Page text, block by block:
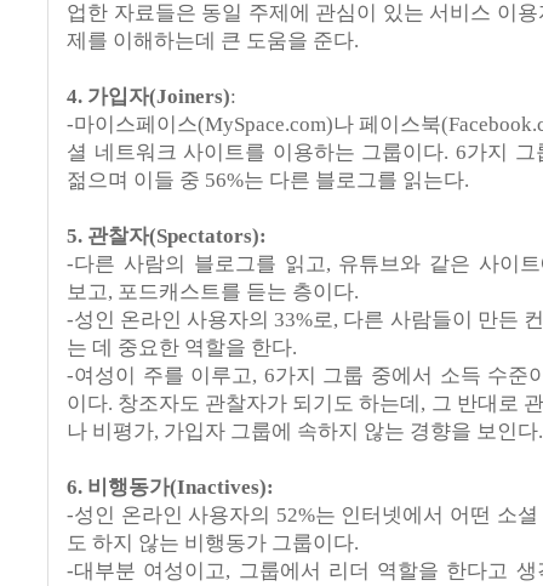
업한 자료들은 동일 주제에 관심이 있는 서비스 이
제를 이해하는데 큰 도움을 준다.
4. 가입자(Joiners):
-마이스페이스(MySpace.com)나 페이스북
셜 네트워크 사이트를 이용하는 그룹이다. 6가지 그
젊으며 이들 중 56%는 다른 블로그를 읽는다.
5. 관찰자(Spectators):
-다른 사람의 블로그를 읽고, 유튜브와 같은 사이
보고, 포드캐스트를 듣는 층이다.
-성인 온라인 사용자의 33%로, 다른 사람들이 만든
는 데 중요한 역할을 한다.
-여성이 주를 이루고, 6가지 그룹 중에서 소득 수준
이다. 창조자도 관찰자가 되기도 하는데 , 그 반대로
나 비평가, 가입자 그룹에 속하지 않는 경향을 보인다.
6. 비행동가(Inactives):
-성인 온라인 사용자의 52%는 인터넷에서 어떤 소
도 하지 않는 비행동가 그룹이다.
-대부분 여성이고, 그룹에서 리더 역할을 한다고 생